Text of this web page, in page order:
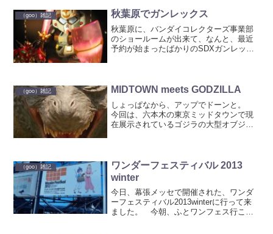
ス、waveのブースがあります。 ホ
ビー事業部 SD...
（goo）雑記 秋葉原でガンレックス
秋葉原に、バンダイコレクターズ事業部
のショールームが出来て、なんと、最近
予約が始まったばかりのSDXガンレック
す。 SDX最大の大...
（goo）雑記 MIDTOWN meets GODZILLA
しょっぱなから、アップでドーンと。
今回は、六本木の東京ミッドタウンで現
在展示されているゴジラの大型オブジ
はやはり今度の新作のゴジ...
（goo）雑記
ワンダーフェスティバル 2013
winter
今日、幕張メッセで開催された、ワンダ
ーフェスティバル2013winterに行って来
ました。 今朝、ふとワンフェス行こう